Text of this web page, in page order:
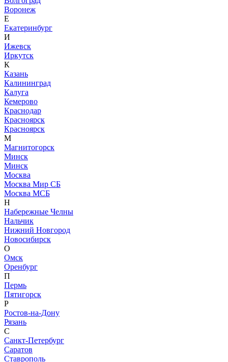
Воронеж
Е
Екатеринбург
И
Ижевск
Иркутск
К
Казань
Калининград
Калуга
Кемерово
Краснодар
Красноярск
Красноярск
М
Магнитогорск
Минск
Минск
Москва
Москва Мир СБ
Москва МСБ
Н
Набережные Челны
Нальчик
Нижний Новгород
Новосибирск
О
Омск
Оренбург
П
Пермь
Пятигорск
Р
Ростов-на-Дону
Рязань
С
Санкт-Петербург
Саратов
Ставрополь